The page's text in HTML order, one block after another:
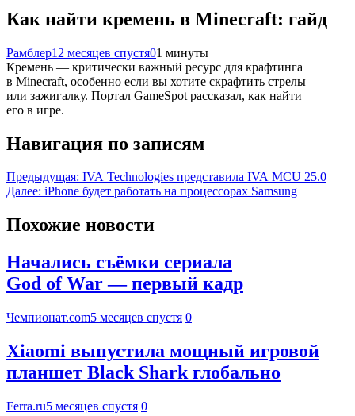
Как найти кремень в Minecraft: гайд
Рамблер12 месяцев спустя01 минуты
Кремень — критически важный ресурс для крафтинга
в Minecraft, особенно если вы хотите скрафтить стрелы
или зажигалку. Портал GameSpot рассказал, как найти
его в игре.
Навигация по записям
Предыдущая: IVA Technologies представила IVA MCU 25.0
Далее: iPhone будет работать на процессорах Samsung
Похожие новости
Начались съёмки сериала
God of War — первый кадр
Чемпионат.com5 месяцев спустя 0
Xiaomi выпустила мощный игровой
планшет Black Shark глобально
Ferra.ru5 месяцев спустя 0